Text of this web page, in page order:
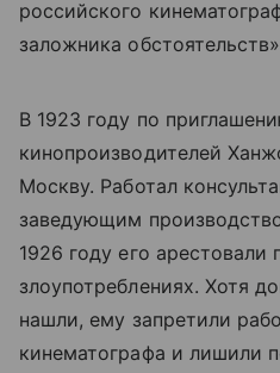
российского
заложника
В 1923 году по
кинопроизводителей
Москву. Работал
заведующим
1926 году его
злоупотреблениях. Хотя
нашли, ему запретили
кинематографа и лишили